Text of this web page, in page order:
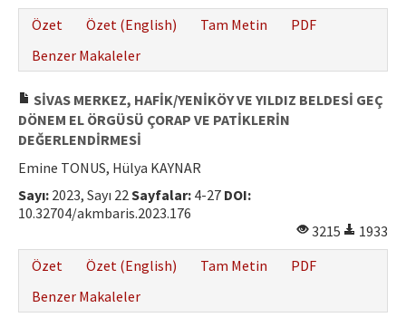
Özet
Özet (English) Tam Metin
PDF
Benzer Makaleler
SİVAS MERKEZ, HAFİK/YENİKÖY VE YILDIZ BELDESİ GEÇ
DÖNEM EL ÖRGÜSÜ ÇORAP VE PATİKLERİN
DEĞERLENDİRMESİ
Emine TONUS, Hülya KAYNAR
Sayı: 2023, Sayı 22Sayfalar: 4-27 DOI:
10.32704/akmbaris.2023.176
3215
1933
Özet
Özet (English) Tam Metin
PDF
Benzer Makaleler